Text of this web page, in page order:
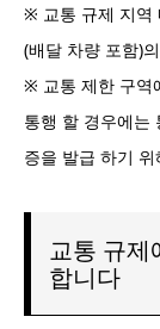
※ 교통 규제 지역
(배달 차량 포함)
※ 교통 제한 구역
통행 할 경우에는
증을 발급 하기
교통 규제
합니다